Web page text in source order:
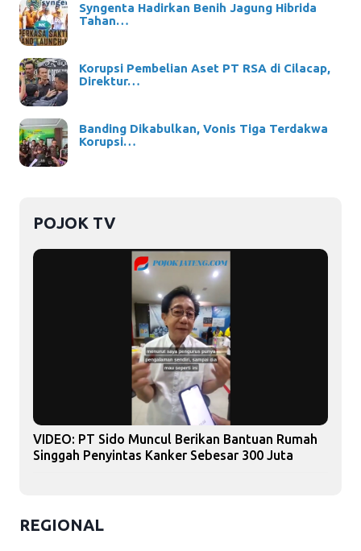
Syngenta Hadirkan Benih Jagung Hibrida
Tahan…
Korupsi Pembelian Aset PT RSA di Cilacap,
Direktur…
Banding Dikabulkan, Vonis Tiga Terdakwa
Korupsi…
POJOK TV
VIDEO: PT Sido Muncul Berikan Bantuan Rumah
Singgah Penyintas Kanker Sebesar 300 Juta
REGIONAL